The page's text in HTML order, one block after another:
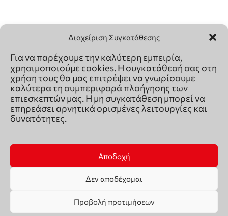
Διαχείριση Συγκατάθεσης
Για να παρέχουμε την καλύτερη εμπειρία,
χρησιμοποιούμε cookies. Η συγκατάθεσή σας στη
χρήση τους θα μας επιτρέψει να γνωρίσουμε
καλύτερα τη συμπεριφορά πλοήγησης των
επιεσκεπτών μας. Η μη συγκατάθεση μπορεί να
επηρεάσει αρνητικά ορισμένες λειτουργίες και
δυνατότητες.
Αποδοχή
Δεν αποδέχομαι
Προβολή προτιμήσεων